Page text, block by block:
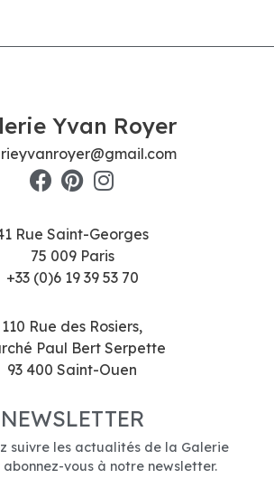
Yvan Royer
Rue Saint-Georges
75 009 Paris
+33 (0)6 19 39 53 70
110 Rue des Rosiers,
Paul Bert Serpette
93 400 Saint-Ouen
NEWSLETTER
suivre les actualités de la Galerie
abonnez-vous à notre newsletter.